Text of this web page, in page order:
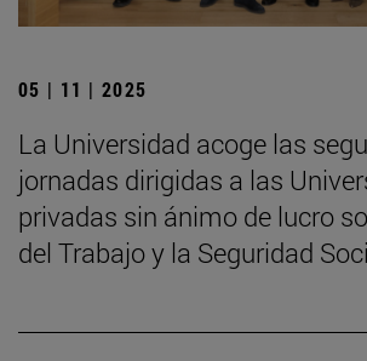
05 | 11 | 2025
La Universidad acoge las
jornadas dirigidas a las
privadas sin ánimo de lucro
del Trabajo y la Seguridad